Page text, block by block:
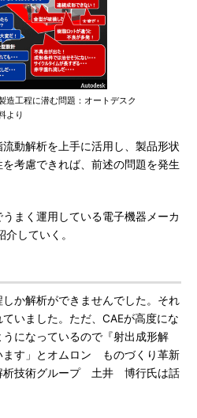
造工程に潜む問題：オートデスク
より
動解析を上手に活用し、製品形状
考慮できれば、前述の問題を発生
まく運用している電子機器メーカ
していく。
か解析ができませんでした。それ
いました。ただ、CAEが高度にな
になっているので『射出成形解
ます」とオムロン ものづくり革新
技術グループ 土井 博行氏は話